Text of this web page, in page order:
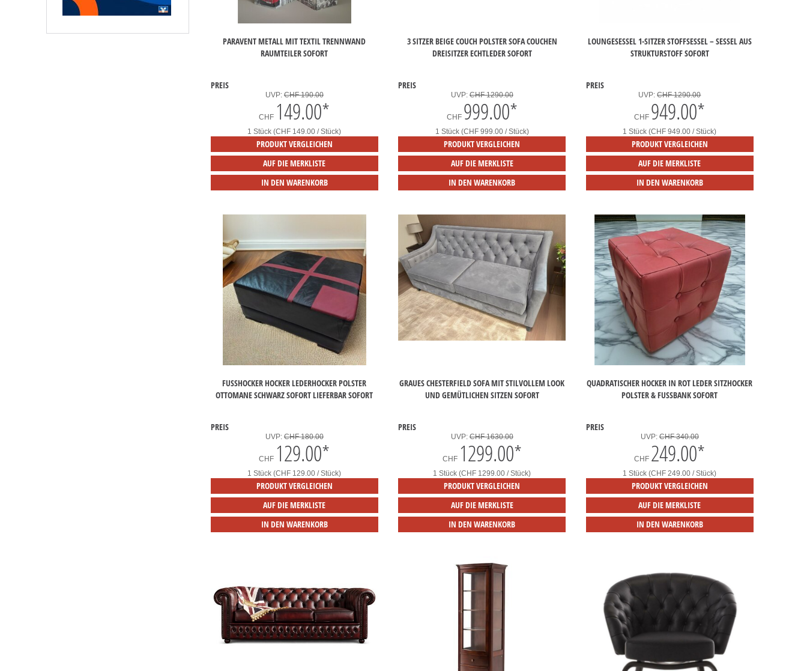
PARAVENT METALL MIT TEXTIL TRENNWAND
RAUMTEILER SOFORT
PREIS
UVP: CHF 190.00
CHF 149.00*
1 Stück (CHF 149.00 / Stück)
PRODUKT VERGLEICHEN
AUF DIE MERKLISTE
IN DEN WARENKORB
3 SITZER BEIGE COUCH POLSTER SOFA COUCHEN
DREISITZER ECHTLEDER SOFORT
PREIS
UVP:CHF 1290.00
CHF 999.00*
1 Stück (CHF 999.00 / Stück)
PRODUKT VERGLEICHEN
AUF DIE MERKLISTE
IN DEN WARENKORB
LOUNGESESSEL 1-SITZER STOFFSESSEL – SESSEL AUS
STRUKTURSTOFF SOFORT
PREIS
UVP:CHF 1290.00
CHF 949.00*
1 Stück (CHF 949.00 / Stück)
PRODUKT VERGLEICHEN
AUF DIE MERKLISTE
IN DEN WARENKORB
FUSSHOCKER HOCKER LEDERHOCKER POLSTER O
TTOMANE SCHWARZ SOFORT LIEFERBAR SOFORT
PREIS
UVP: CHF 180.00
CHF 129.00*
1 Stück (CHF 129.00 / Stück)
PRODUKT VERGLEICHEN
AUF DIE MERKLISTE
IN DEN WARENKORB
GRAUES CHESTERFIELD SOFA MIT STILVOLLEM LOOK
UND GEMÜTLICHEN SITZEN SOFORT
PREIS
UVP:CHF 1630.00
CHF 1299.00*
1 Stück (CHF 1299.00 / Stück)
PRODUKT VERGLEICHEN
AUF DIE MERKLISTE
IN DEN WARENKORB
QUADRATISCHER HOCKER IN ROT LEDER SITZHOCKER
POLSTER & FUSSBANK SOFORT
PREIS
UVP: CHF 340.00
CHF 249.00*
1 Stück (CHF 249.00 / Stück)
PRODUKT VERGLEICHEN
AUF DIE MERKLISTE
IN DEN WARENKORB